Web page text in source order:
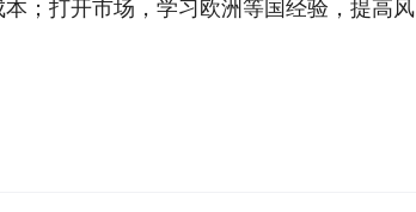
；打开市场，学习欧洲等国经验，提高风